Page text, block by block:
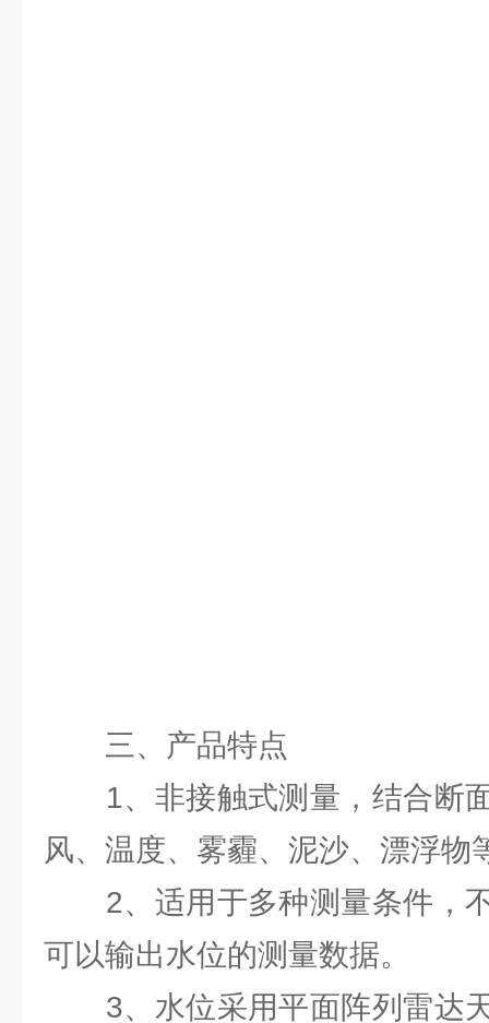
三、产品特点
1、非接触式测量，结合断
风、温度、雾霾、泥沙、漂浮物
2、适用于多种测量条件，
可以输出水位的测量数据。
3、水位采用平面阵列雷达